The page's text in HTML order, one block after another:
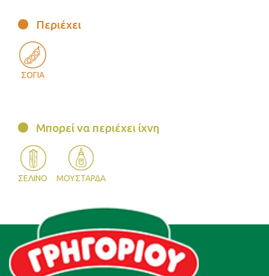
Περιέχει
ΣΟΓΙΑ
Μπορεί να περιέχει ίχνη
ΣΕΛΙΝΟ ΜΟΥΣΤΑΡΔΑ